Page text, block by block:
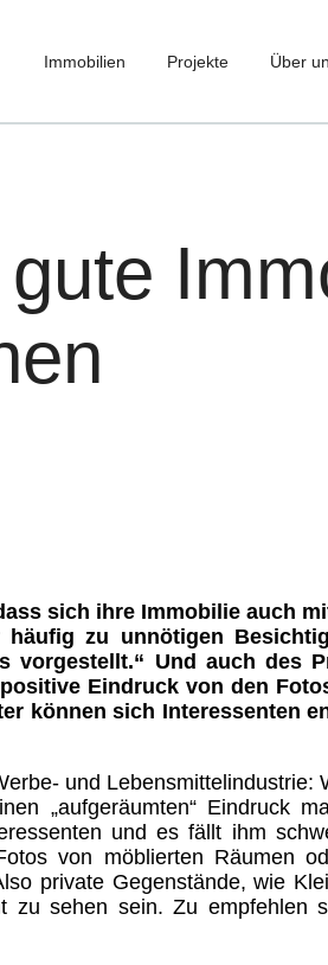
Immobilien Projekte Über
sich ihre Immobilie auch
zu unnötigen
vorgestellt.“ Und auch des
Eindruck von den
können sich Interessenten
und Lebensmittelindustrie:
„aufgeräumten“ Eindruck
und es fällt ihm
von möblierten Räumen
private Gegenstände, wie
zu sehen sein. Zu empfehlen